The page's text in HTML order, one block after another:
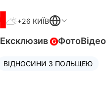
+26 КИЇВ
Ексклюзив ФотоВідео
ВІДНОСИНИ З ПОЛЬЩЕЮ